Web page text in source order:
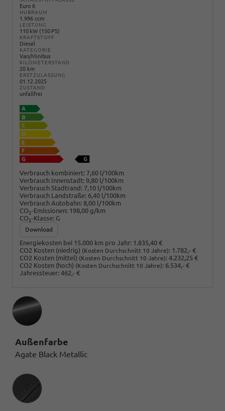
Euro 6
HUBRAUM
1.996 ccm
LEISTUNG
110 kW (150 PS)
KRAFTSTOFF
Diesel
KATEGORIE
Van/Minibus
KILOMETERSTAND
20 km
ERSTZULASSUNG
01.12.2025
ZUSTAND
unfallfrei
Verbrauch kombiniert: 7,60 l/100km
Verbrauch Innenstadt: 9,80 l/100km
Verbrauch Stadtrand: 7,10 l/100km
Verbrauch Landstraße: 6,40 l/100km
Verbrauch Autobahn: 8,00 l/100km
CO2-Emissionen: 198,00 g/km
CO2-Klasse: G
Download
Energiekosten bei 15.000 km pro Jahr: 1.835,40 €
CO2 Kosten (niedrig) (Kosten Durchschnitt 10 Jahre): 1.782,- €
CO2 Kosten (mittel) (Kosten Durchschnitt 10 Jahre): 4.232,25 €
CO2 Kosten (hoch) (Kosten Durchschnitt 10 Jahre): 6.534,- €
Jahressteuer: 462,- €
Außenfarbe
Agate Black Metallic
Innenausstattung